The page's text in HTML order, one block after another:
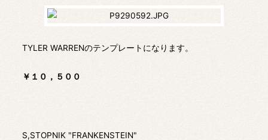
TYLER WARRENのテンプレートになります。
￥１０，５００
S,STOPNIK "FRANKENSTEIN"